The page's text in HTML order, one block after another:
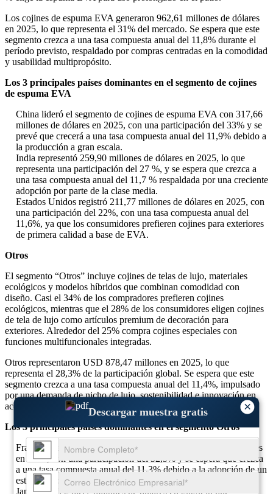
×
Descargar muestra gratis
Los cojines de espuma EVA generaron 962,61 millones de dólares
en 2025, lo que representa el 31% del mercado. Se espera que este
segmento crezca a una tasa compuesta anual del 11,8% durante el
período previsto, respaldado por compras centradas en la comodidad
y usabilidad multipropósito.
Los 3 principales países dominantes en el segmento de cojines
de espuma EVA
China lideró el segmento de cojines de espuma EVA con 317,66
millones de dólares en 2025, con una participación del 33% y se
prevé que crecerá a una tasa compuesta anual del 11,9% debido a
la producción a gran escala.
India representó 259,90 millones de dólares en 2025, lo que
representa una participación del 27 %, y se espera que crezca a
una tasa compuesta anual del 11,7 % respaldada por una creciente
adopción por parte de la clase media.
Estados Unidos registró 211,77 millones de dólares en 2025, con
una participación del 22%, con una tasa compuesta anual del
11,6%, ya que los consumidores prefieren cojines para exteriores
de primera calidad a base de EVA.
Otros
El segmento “Otros” incluye cojines de telas de lujo, materiales
ecológicos y modelos híbridos que combinan comodidad con
diseño. Casi el 34% de los compradores prefieren cojines
ecológicos, mientras que el 28% de los consumidores eligen cojines
de tela de lujo como artículos premium de decoración para
exteriores. Alrededor del 25% compra cojines especiales con
funciones multifuncionales integradas.
Otros representaron USD 878,47 millones en 2025, lo que
representa el 28,3% de la participación global. Se espera que este
segmento crezca a una tasa compuesta anual del 11,4%, impulsado
por una demanda de nicho de lujo, sostenibilidad e innovación en
accesorios de confort al aire libre.
Los 3 principales países dominantes en el segmento Otros
Francia lideró el segmento Otros con 285,91 millones de dólares
en 2025, con una participación del 32,5% y se espera que crezca
a una tasa compuesta anual del 11,3% debido a la adopción de un
estilo de vida de lujo.
Japón captó 246,17 millones de dólares en 2025, lo que